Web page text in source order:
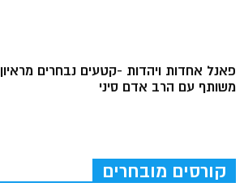
פאנל אחדות ויהדות -קטעים נבחרים מראיון
משותף עם הרב אדם סיני
קורסים מובחרים